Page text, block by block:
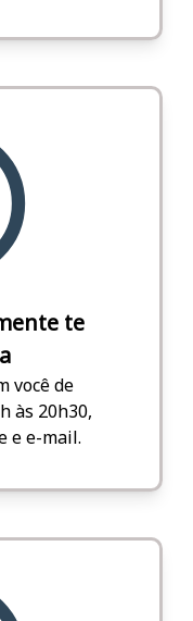
te
você de
às 20h30,
e e-mail.